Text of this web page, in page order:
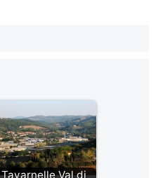
Tavarnelle Val di